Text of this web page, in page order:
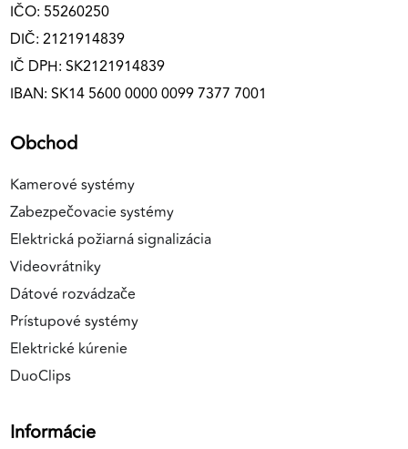
IČO: 55260250
DIČ: 2121914839
IČ DPH: SK2121914839
IBAN: SK14 5600 0000 0099 7377 7001
Obchod
Kamerové systémy
Zabezpečovacie systémy
Elektrická požiarná signalizácia
Videovrátniky
Dátové rozvádzače
Prístupové systémy
Elektrické kúrenie
DuoClips
Informácie